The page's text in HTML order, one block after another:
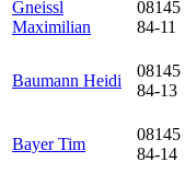
Gneissl
Maximilian
08145
84-11
Baumann Heidi
08145
84-13
Bayer Tim
08145
84-14